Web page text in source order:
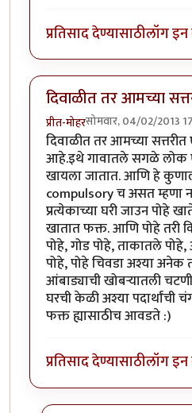
प्रतिसाद देण्यासाठीलॉग इन
दिवाळीत तर आमच्या
प्रीत-मोहरसोमवार, 04/02/2013
दिवाळीत तर आमच्या
आहे.इथे गावातले सगळे लोक
खायला जातात. आणि हे
compulsory च असत म्हणा
प्रत्येकाच्या घरी जाउन पोहे
खातात फक्त. आणि पोहे तरी
पोहे, गोड पोहे, ताकातले
पोहे, पोहे चिवडा अश्या अनेक
आंबाड्याची खोबर्‍यातली
घरची केळी अश्या पदार्थांची
फक्त ह्यासाठीच आवडते :)
प्रतिसाद देण्यासाठीलॉग इन